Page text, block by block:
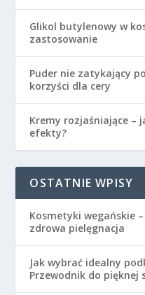
Glikol butylenowy w
zastosowanie
Puder nie zatykający
korzyści dla cery
Kremy rozjaśniające –
efekty?
OSTATNIE WPISY
Kosmetyki wegańskie
zdrowa pielęgnacja
Jak wybrać idealny
Przewodnik do pięknej